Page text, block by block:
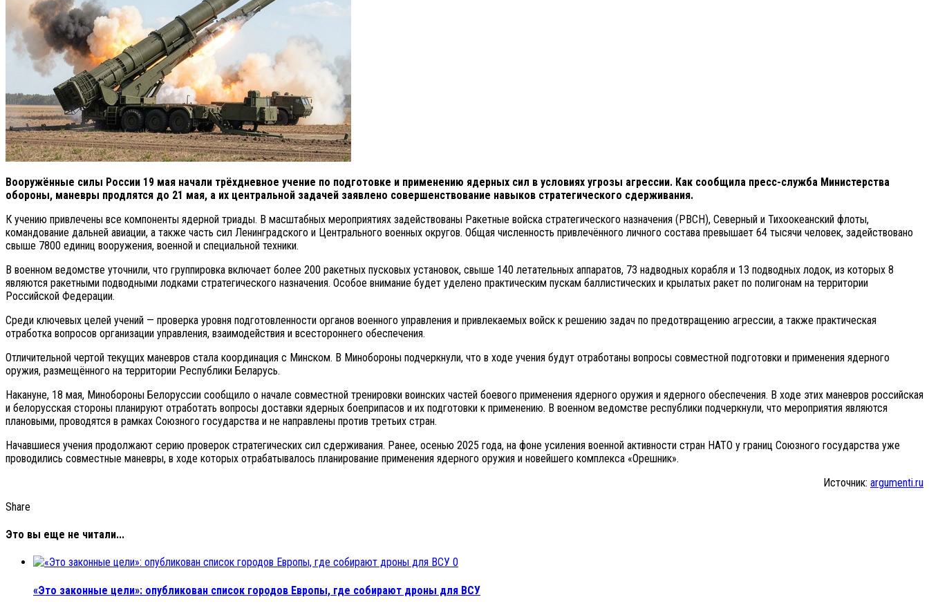
Вооружённые силы России 19 мая начали трёхдневное учение по подготовке и применению ядерных сил в условиях угрозы агрессии. Как сообщила пресс-служба Министерства
обороны, маневры продлятся до 21 мая, а их центральной задачей заявлено совершенствование навыков стратегического сдерживания.
К учению привлечены все компоненты ядерной триады. В масштабных мероприятиях задействованы Ракетные войска стратегического назначения (РВСН), Северный и Тихоокеанский флоты,
командование дальней авиации, а также часть сил Ленинградского и Центрального военных округов. Общая численность привлечённого личного состава превышает 64 тысячи человек, задействовано
свыше 7800 единиц вооружения, военной и специальной техники.
В военном ведомстве уточнили, что группировка включает более 200 ракетных пусковых установок, свыше 140 летательных аппаратов, 73 надводных корабля и 13 подводных лодок, из которых 8
являются ракетными подводными лодками стратегического назначения. Особое внимание будет уделено практическим пускам баллистических и крылатых ракет по полигонам на территории
Российской Федерации.
Среди ключевых целей учений — проверка уровня подготовленности органов военного управления и привлекаемых войск к решению задач по предотвращению агрессии, а также практическая
отработка вопросов организации управления, взаимодействия и всестороннего обеспечения.
Отличительной чертой текущих маневров стала координация с Минском. В Минобороны подчеркнули, что в ходе учения будут отработаны вопросы совместной подготовки и применения ядерного
оружия, размещённого на территории Республики Беларусь.
Накануне, 18 мая, Минобороны Белоруссии сообщило о начале совместной тренировки воинских частей боевого применения ядерного оружия и ядерного обеспечения. В ходе этих маневров российская
и белорусская стороны планируют отработать вопросы доставки ядерных боеприпасов и их подготовки к применению. В военном ведомстве республики подчеркнули, что мероприятия являются
плановыми, проводятся в рамках Союзного государства и не направлены против третьих стран.
Начавшиеся учения продолжают серию проверок стратегических сил сдерживания. Ранее, осенью 2025 года, на фоне усиления военной активности стран НАТО у границ Союзного государства уже
проводились совместные маневры, в ходе которых отрабатывалось планирование применения ядерного оружия и новейшего комплекса «Орешник».
Источник: argumenti.ru
Share
Это вы еще не читали...
0
«Это законные цели»: опубликован список городов Европы, где собирают дроны для ВСУ